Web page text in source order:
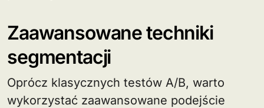
Zaawansowane techniki
segmentacji
Oprócz klasycznych testów A/B, warto
wykorzystać zaawansowane podejście